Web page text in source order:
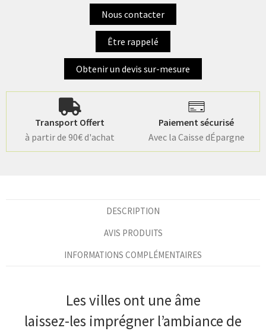
Nous contacter
Être rappelé
Obtenir un devis sur-mesure
Transport Offert
à partir de 90€ d'achat
Paiement sécurisé
Avec la Caisse dÉpargne
DESCRIPTION
AVIS PRODUITS
INFORMATIONS COMPLÉMENTAIRES
Les villes ont une âme
laissez-les imprégner l’ambiance de